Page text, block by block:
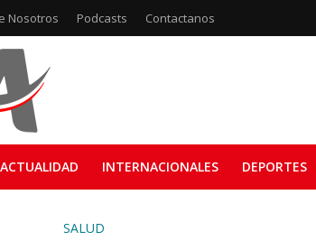
Nosotros Podcasts Contactanos
ACTUALIDAD INTERNACIONALES DEPORTES
SALUD